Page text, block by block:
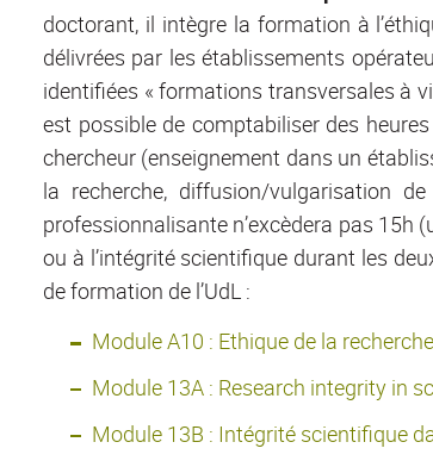
doctorant, il intègre la formation à
délivrées par les établissements
identifiées « formations transversales à
est possible de comptabiliser des
chercheur (enseignement dans un
la recherche, diffusion/vulgarisation
professionnalisante n’excèdera pas 15h
ou à l’intégrité scientifique durant les
de formation de l’UdL :
Module A10 : Ethique de la
Module 13A : Research integrity in
Module 13B : Intégrité scientifique